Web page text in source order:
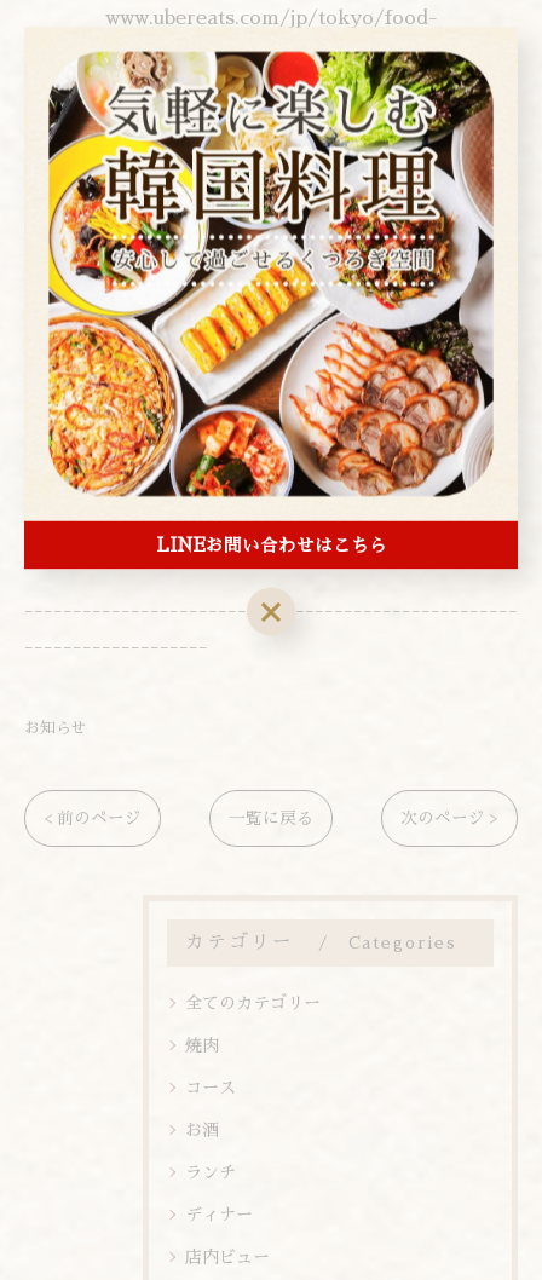
www.ubereats.com/jp/tokyo/food-
delivery/%E9%9F%93%E5%9B%BD%E6%96%99%E7%
90%86%E3%82%A2%E3%83%AC%E3%83%B3%E3%83
%A2%E3%82%AF-korean-restaurant-
arenmoku/16-gcylLTFKAj37nXxtz0w
▼you tubeお店紹介はこちら▼
www.youtube.com/watch?v=S2l0PRsM6xA
▼instagram▼
www.instagram.com/arenmoku/?hl=ja
---------------------------------------------------
-------------------
アレンモク
東京都台東区上野２丁目１−４
電話番号:03-3839-1472
---------------------------------------------------
-------------------
お知らせ
< 前のページ 一覧に戻る 次のページ >
カテゴリー Categories
全てのカテゴリー
焼肉
コース
お酒
ランチ
ディナー
店内ビュー
LINEお問い合わせはこちら